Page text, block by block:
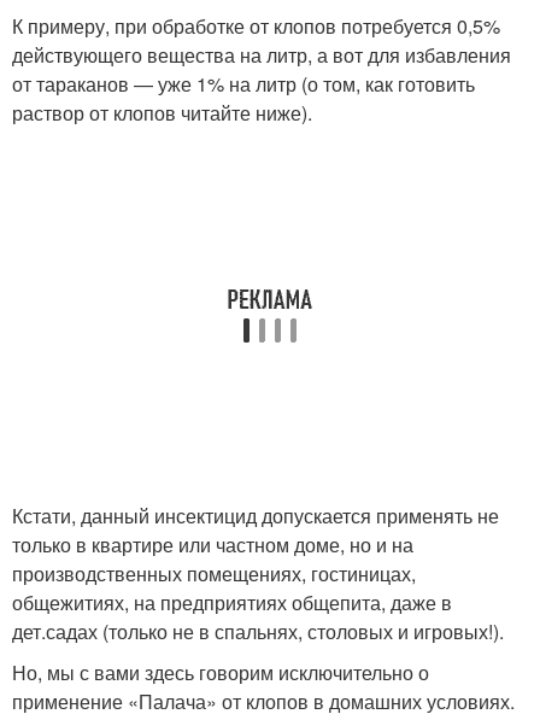
К примеру, при обработке от клопов потребуется 0,5%
действующего вещества на литр, а вот для избавления
от тараканов — уже 1% на литр (о том, как готовить
раствор от клопов читайте ниже).
Кстати, данный инсектицид допускается применять не
только в квартире или частном доме, но и на
производственных помещениях, гостиницах,
общежитиях, на предприятиях общепита, даже в
дет.садах (только не в спальнях, столовых и игровых!).
Но, мы с вами здесь говорим исключительно о
применение «Палача» от клопов в домашних условиях.